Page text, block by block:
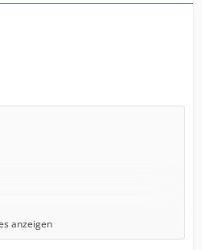
anzeigen